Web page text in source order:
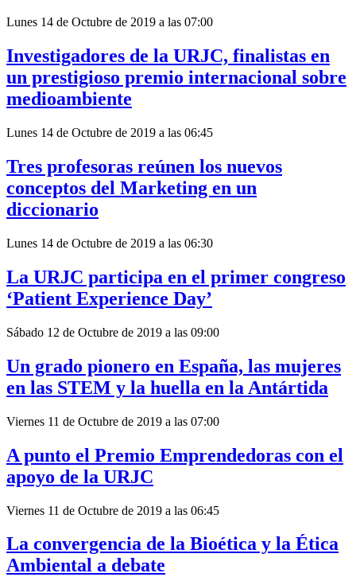
Lunes 14 de Octubre de 2019 a las 07:00
Investigadores de la URJC, finalistas en
un prestigioso premio internacional sobre
medioambiente
Lunes 14 de Octubre de 2019 a las 06:45
Tres profesoras reúnen los nuevos
conceptos del Marketing en un
diccionario
Lunes 14 de Octubre de 2019 a las 06:30
La URJC participa en el primer congreso
‘Patient Experience Day’
Sábado 12 de Octubre de 2019 a las 09:00
Un grado pionero en España, las mujeres
en las STEM y la huella en la Antártida
Viernes 11 de Octubre de 2019 a las 07:00
A punto el Premio Emprendedoras con el
apoyo de la URJC
Viernes 11 de Octubre de 2019 a las 06:45
La convergencia de la Bioética y la Ética
Ambiental a debate